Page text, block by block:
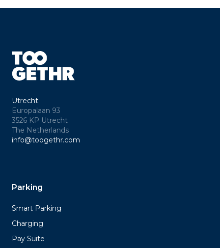
Utrecht
Europalaan 93
3526 KP Utrecht
The Netherlands
info@toogethr.com
Parking
Smart Parking
Charging
Pay Suite